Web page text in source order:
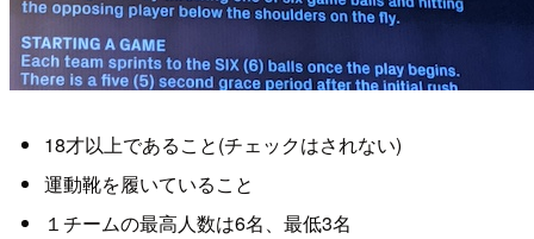
18才以上であること(チェックはされない)
運動靴を履いていること
１チームの最高人数は6名、最低3名